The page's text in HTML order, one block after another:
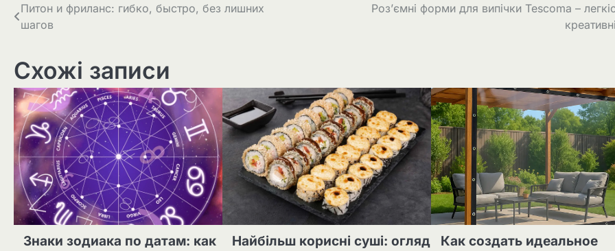
Навігація
Питон и фриланс: гибко, быстро, без лишних
шагов
Роз’ємні форми для випічки Tescoma –
Схожі записи
Знаки зодиака по датам: как Найбільш корисні суші: огляд Как создать идеальное